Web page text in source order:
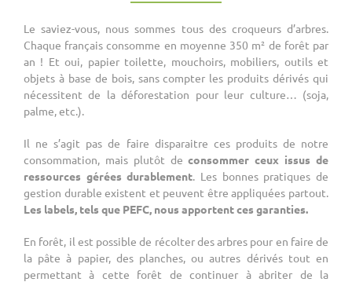
Le saviez-vous, nous sommes tous des croqueurs d’arbres.
Chaque français consomme en moyenne 350 m² de forêt par
an ! Et oui, papier toilette, mouchoirs, mobiliers, outils et
objets à base de bois, sans compter les produits dérivés qui
nécessitent de la déforestation pour leur culture… (soja,
palme, etc.).
Il ne s’agit pas de faire disparaitre ces produits de notre
consommation, mais plutôt deconsommer ceux issus de
ressources gérées durablement. Les bonnes pratiques de
gestion durable existent et peuvent être appliquées partout.
Les labels, tels que PEFC, nous apportent ces garanties.
En forêt, il est possible de récolter des arbres pour en faire de
la pâte à papier, des planches, ou autres dérivés tout en
permettant à cette forêt de continuer à abriter de la